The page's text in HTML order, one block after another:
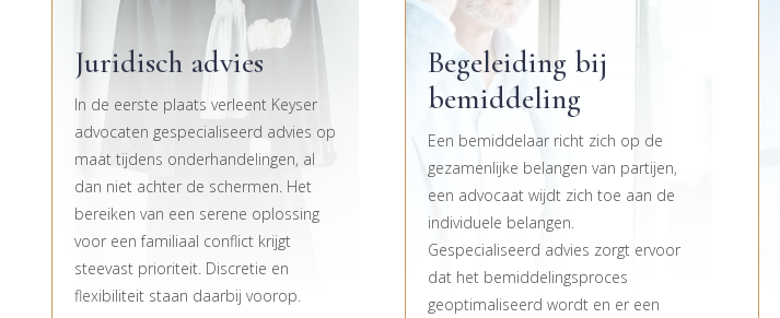
Juridisch advies
In de eerste plaats verleent Keyser
advocaten gespecialiseerd advies op
maat tijdens onderhandelingen, al
dan niet achter de schermen. Het
bereiken van een serene oplossing
voor een familiaal conflict krijgt
steevast prioriteit. Discretie en
flexibiliteit staan daarbij voorop.
Begeleiding bij
bemiddeling
Een bemiddelaar richt zich op de
gezamenlijke belangen van partijen,
een advocaat wijdt zich toe aan de
individuele belangen.
Gespecialiseerd advies zorgt ervoor
dat het bemiddelingsproces
geoptimaliseerd wordt en er een